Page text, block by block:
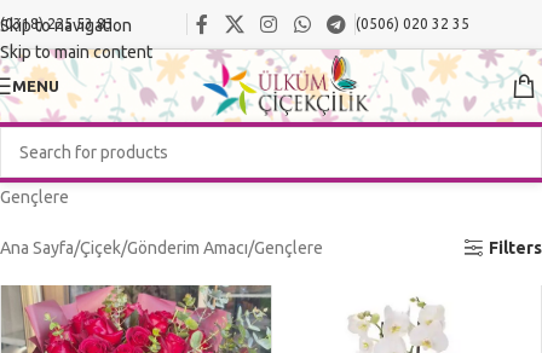
Skip to navigation
Skip to main content
(0318) 225 53 83 (0506) 020 32 35
MENU
Gençlere
Ana Sayfa Çiçek Gönderim Amacı Gençlere Filters